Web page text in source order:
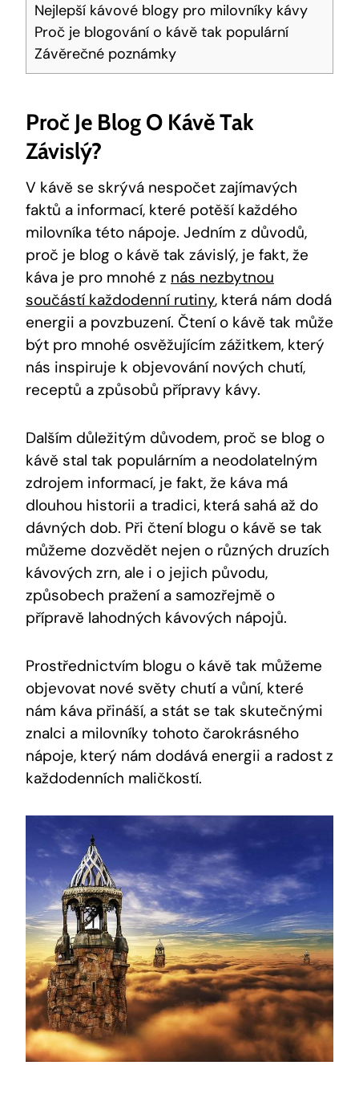
Nejlepší kávové blogy pro milovníky kávy
Proč je blogování o kávě tak populární
Závěrečné poznámky
Proč Je Blog O Kávě Tak
Závislý?
V kávě se skrývá nespočet zajímavých
faktů a informací, které potěší každého
milovníka této nápoje. Jedním z důvodů,
proč je blog o kávě tak závislý, je fakt, že
káva je pro mnohé z nás nezbytnou
součástí každodenní rutiny, která nám dodá
energii a povzbuzení. Čtení o kávě tak může
být pro mnohé osvěžujícím zážitkem, který
nás inspiruje k objevování nových chutí,
receptů a způsobů přípravy kávy.
Dalším důležitým důvodem, proč se blog o
kávě stal tak populárním a neodolatelným
zdrojem informací, je fakt, že káva má
dlouhou historii a tradici, která sahá až do
dávných dob. Při čtení blogu o kávě se tak
můžeme dozvědět nejen o různých druzích
kávových zrn, ale i o jejich původu,
způsobech pražení a samozřejmě o
přípravě lahodných kávových nápojů.
Prostřednictvím blogu o kávě tak můžeme
objevovat nové světy chutí a vůní, které
nám káva přináší, a stát se tak skutečnými
znalci a milovníky tohoto čarokrásného
nápoje, který nám dodává energii a radost z
každodenních maličkostí.